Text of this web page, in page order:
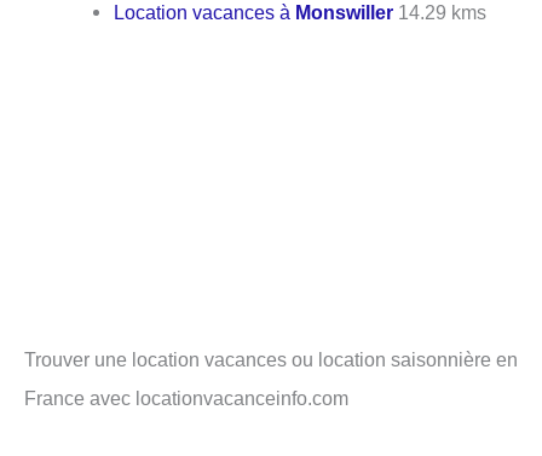
Location vacances à Monswiller 14.29 kms
Trouver une location vacances ou location saisonnière en
France avec locationvacanceinfo.com